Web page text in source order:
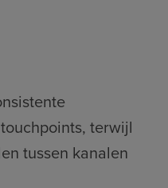
terwijl
tussen kanalen